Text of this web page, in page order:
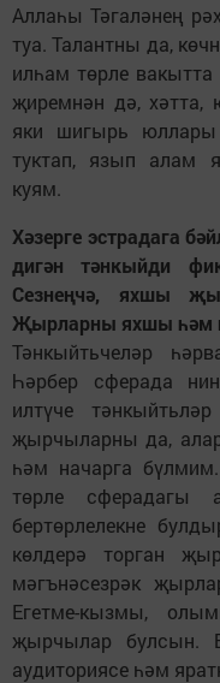
Аллаһы Тәгаләнең
туа. Талантны да,
илһам төрле вакытта
җиремнән дә, хәтта,
яки шигырь
туктап, язып алам
куям.
Хәзерге эстрадага
дигән тәнкыйди
Сезнеңчә, яхшы
Җырларны яхшы һәм
Тәнкыйтьчеләр
Һәрбер сферада
илтүче
җырчыларны да,
һәм начарга
төрле сферадагы
бертөрлелекне
көлдерә торган
мәгънәсезрәк
Егетме-кызмы,
җырчылар булсын.
аудиториясе һәм